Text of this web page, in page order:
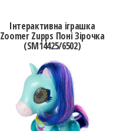
Інтерактивна іграшка
Zoomer Zupps Поні Зірочка
(SM14425/6502)